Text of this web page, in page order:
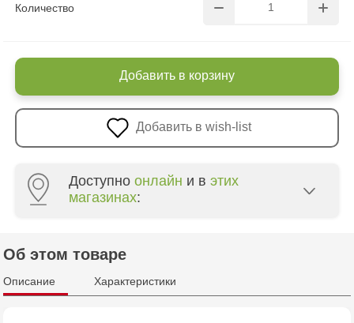
Количество
Добавить в корзину
Добавить в wish-list
Доступно онлайн и в этих
магазинах:
Crafti Botanica - bd. Dacia, 49/14
Об этом товаре
Описание Характеристики